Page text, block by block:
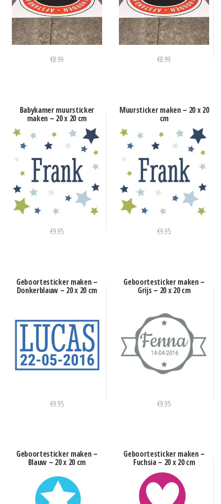
€8.99 €8.99
Babykamer muursticker
maken – 20 x 20 cm
€9.95
Muursticker maken – 20 x 20
cm
€9.95
Geboortesticker maken –
Donkerblauw – 20 x 20 cm
€9.95
Geboortesticker maken –
Grijs – 20 x 20 cm
€9.95
Geboortesticker maken –
Blauw – 20 x 20 cm
Geboortesticker maken –
Fuchsia – 20 x 20 cm